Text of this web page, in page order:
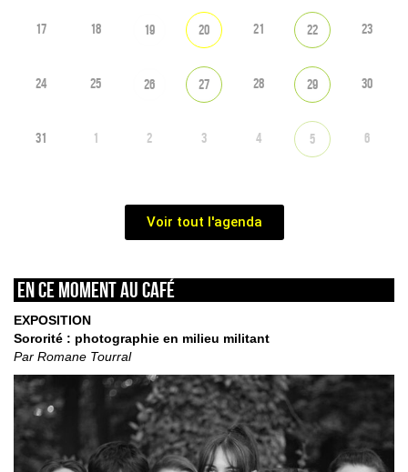
17 18 19 20 21 22 23
24 25 26 27 28 29 30
31 1 2 3 4 5 6
Voir tout l'agenda
En ce moment au café
EXPOSITION
Sororité : photographie en milieu militant
Par Romane Tourral